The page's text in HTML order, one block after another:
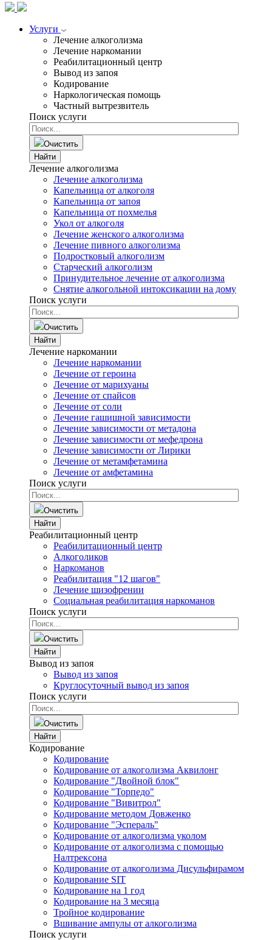
Услуги
Лечение алкоголизма
Лечение наркомании
Реабилитационный центр
Вывод из запоя
Кодирование
Наркологическая помощь
Частный вытрезвитель
Поиск услуги
Очистить
Найти
Лечение алкоголизма
Лечение алкоголизма
Капельница от алкоголя
Капельница от запоя
Капельница от похмелья
Укол от алкоголя
Лечение женского алкоголизма
Лечение пивного алкоголизма
Подростковый алкоголизм
Старческий алкоголизм
Принудительное лечение от алкоголизма
Снятие алкогольной интоксикации на дому
Поиск услуги
Очистить
Найти
Лечение наркомании
Лечение наркомании
Лечение от героина
Лечение от марихуаны
Лечение от спайсов
Лечение от соли
Лечение гашишной зависимости
Лечение зависимости от метадона
Лечение зависимости от мефедрона
Лечение зависимости от Лирики
Лечение от метамфетамина
Лечение от амфетамина
Поиск услуги
Очистить
Найти
Реабилитационный центр
Реабилитационный центр
Алкоголиков
Наркоманов
Реабилитация "12 шагов"
Лечение шизофрении
Социальная реабилитация наркоманов
Поиск услуги
Очистить
Найти
Вывод из запоя
Вывод из запоя
Круглосуточный вывод из запоя
Поиск услуги
Очистить
Найти
Кодирование
Кодирование
Кодирование от алкоголизма Аквилонг
Кодирование "Двойной блок"
Кодирование "Торпедо"
Кодирование "Вивитрол"
Кодирование методом Довженко
Кодирование "Эспераль"
Кодирование от алкоголизма уколом
Кодирование от алкоголизма с помощью
Налтрексона
Кодирование от алкоголизма Дисульфирамом
Кодирование SIT
Кодирование на 1 год
Кодирование на 3 месяца
Тройное кодирование
Вшивание ампулы от алкоголизма
Поиск услуги